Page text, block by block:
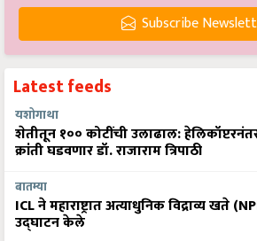
Subscribe
Latest feeds
यशोगाथा
शेतीतून १०० कोटींची उलाढाल:
क्रांती घडवणार डॉ. राजाराम त्रिपाठी
बातम्या
ICL ने महाराष्ट्रात अत्याधुनिक विद्राव्य खते
उद्घाटन केले